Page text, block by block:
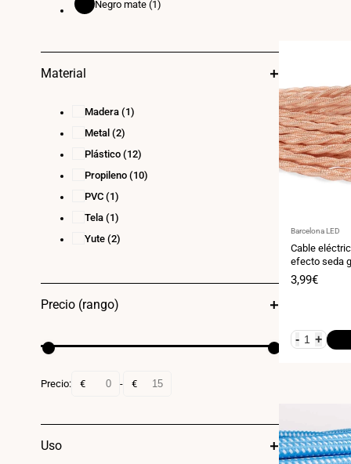
Proveedor:
Barcelona LED
Cable
efecto seda
Precio
3,99€
- +
NegroNegro mate (1)
Material
Madera (1)
Metal (2)
Plástico (12)
Propileno (10)
PVC (1)
Tela (1)
Yute (2)
Precio (rango)
Precio: € - €
Uso